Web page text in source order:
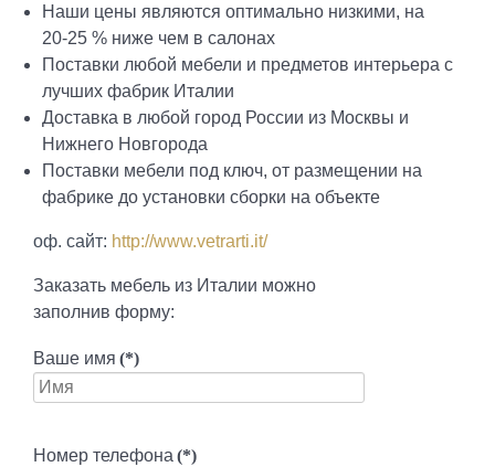
Наши цены являются оптимально низкими, на
20-25 % ниже чем в салонах
Поставки любой мебели и предметов интерьера с
лучших фабрик Италии
Доставка в любой город России из Москвы и
Нижнего Новгорода
Поставки мебели под ключ, от размещении на
фабрике до установки сборки на объекте
оф. сайт: http://www.vetrarti.it/
Заказать мебель из Италии можно
заполнив форму:
Ваше имя (*)
Номер телефона (*)